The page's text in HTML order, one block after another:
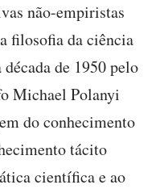
não-empiristas
filosofia da ciência
de 1950 pelo
Michael Polanyi
do conhecimento
tácito
científica e ao